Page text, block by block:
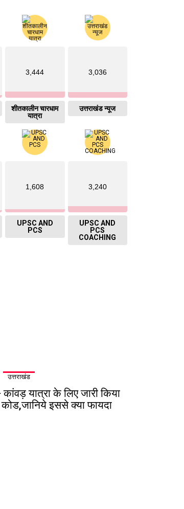
3,444
शीतकालीन चारधाम
यात्रा
3,036
उत्तराखंड न्यूज
1,608
UPSC AND
PCS
3,240
UPSC AND
PCS
COACHING
उत्तराखंड
यात्रा के लिए जारी किया
इससे क्या फायदा